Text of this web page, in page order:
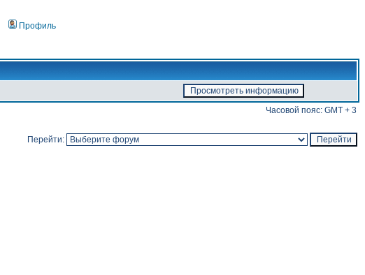
Профиль
Часовой пояс: GMT + 3
Перейти: